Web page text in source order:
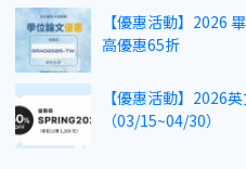
【優惠活動】2026
高優惠65折
【優惠活動】2026
（03/15~04/30）